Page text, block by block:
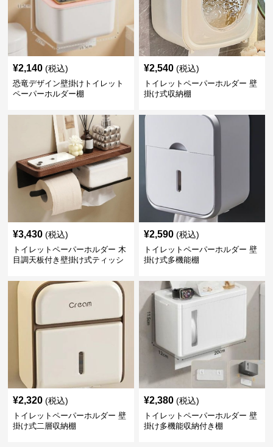
¥2,140 (税込)
恐竜デザイン壁掛けトイレット
ペーパーホルダー棚
¥2,540 (税込)
トイレットペーパーホルダー 壁
掛け式収納棚
¥3,430 (税込)
トイレットペーパーホルダー 木
目調天板付き壁掛け式ティッシ
¥2,590 (税込)
トイレットペーパーホルダー 壁
掛け式多機能棚
¥2,320 (税込)
トイレットペーパーホルダー 壁
掛け式二層収納棚
¥2,380 (税込)
トイレットペーパーホルダー 壁
掛け多機能収納付き棚